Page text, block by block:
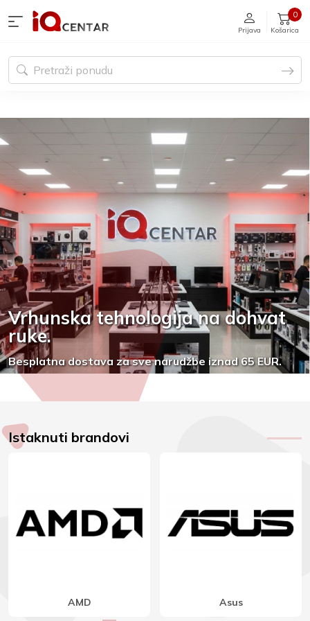
Prijava Košarica
0
Vrhunska tehnologija na dohvat
ruke.
Besplatna dostava za sve narudžbe iznad 65 EUR.
Istaknuti brandovi
Eaton Fortron